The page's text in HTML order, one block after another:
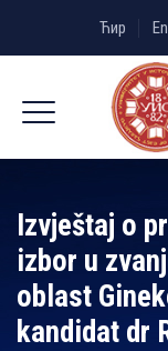
Ћир
Izvještaj o
izbor u
oblast
kandidat dr